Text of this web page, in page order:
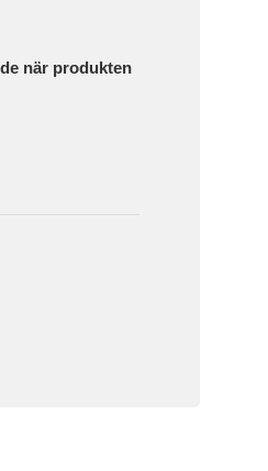
när produkten